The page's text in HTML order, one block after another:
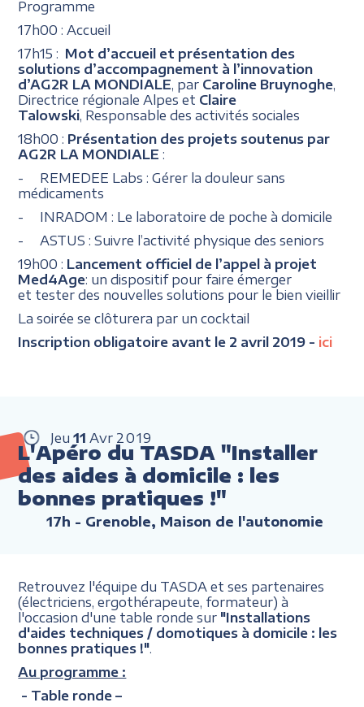
Programme
17h00 : Accueil
17h15 : Mot d’accueil et présentation des
solutions d’accompagnement à l’innovation
d’AG2R LA MONDIALE , par Caroline Bruynoghe
Directrice régionale Alpes et Claire
Talowski , Responsable des activités sociales
18h00 : Présentation des projets soutenus par
AG2R LA MONDIALE:
- REMEDEE Labs : Gérer la douleur sans
médicaments
- INRADOM : Le laboratoire de poche à domicile
- ASTUS : Suivre l’activité physique des seniors
19h00 : Lancement officiel de l’appel à projet
Med4Age: un dispositif pour faire émerger
et tester des nouvelles solutions pour le bien vieillir
La soirée se clôturera par un cocktail
Inscription obligatoire avant le 2 avril 2019 - ici
Jeu 11 Avr 2019
L'Apéro du TASDA "Installer
des aides à domicile : les
bonnes pratiques !"
17h - Grenoble, Maison de l'autonomie
Retrouvez l'équipe du TASDA et ses partenaires
(électriciens, ergothérapeute, formateur) à
l'occasion d'une table ronde sur "Installations
d'aides techniques / domotiques à domicile : les
bonnes pratiques !"
Au programme :
- Table ronde –